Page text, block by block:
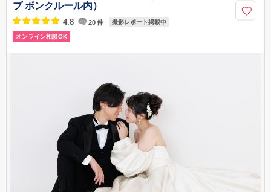
プ ボンクルール内）
4.8 20件 撮影レポート掲載中
オンライン相談OK